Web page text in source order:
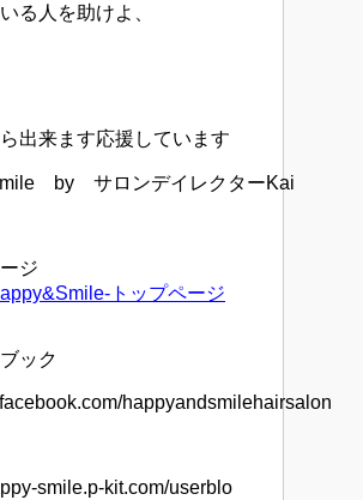
る人を助けよ、
出来ます応援しています
by サロンデイレクターKai
ジ
トップページ
ック
happyandsmilehairsalon
smile.p-kit.com/userblo